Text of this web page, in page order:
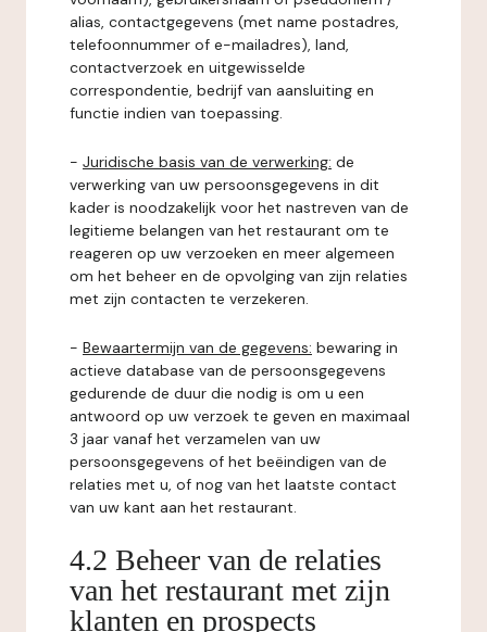
alias, contactgegevens (met name postadres,
telefoonnummer of e-mailadres), land,
contactverzoek en uitgewisselde
correspondentie, bedrijf van aansluiting en
functie indien van toepassing.
- Juridische basis van de verwerking: de
verwerking van uw persoonsgegevens in dit
kader is noodzakelijk voor het nastreven van de
legitieme belangen van het restaurant om te
reageren op uw verzoeken en meer algemeen
om het beheer en de opvolging van zijn relaties
met zijn contacten te verzekeren.
- Bewaartermijn van de gegevens: bewaring in
actieve database van de persoonsgegevens
gedurende de duur die nodig is om u een
antwoord op uw verzoek te geven en maximaal
3 jaar vanaf het verzamelen van uw
persoonsgegevens of het beëindigen van de
relaties met u, of nog van het laatste contact
van uw kant aan het restaurant.
4.2 Beheer van de relaties
van het restaurant met zijn
klanten en prospects